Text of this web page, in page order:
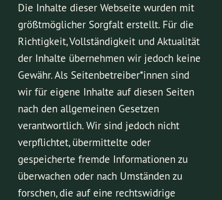
Die Inhalte dieser Webseite wurden mit
größtmöglicher Sorgfalt erstellt. Für die
Richtigkeit, Vollständigkeit und Aktualität
der Inhalte übernehmen wir jedoch keine
Gewähr. Als Seitenbetreiber*innen sind
wir für eigene Inhalte auf diesen Seiten
nach den allgemeinen Gesetzen
verantwortlich. Wir sind jedoch nicht
verpflichtet, übermittelte oder
gespeicherte fremde Informationen zu
überwachen oder nach Umständen zu
forschen, die auf eine rechtswidrige